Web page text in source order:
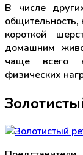
В числе
общительность,
короткой
домашним
чаще всего
физических